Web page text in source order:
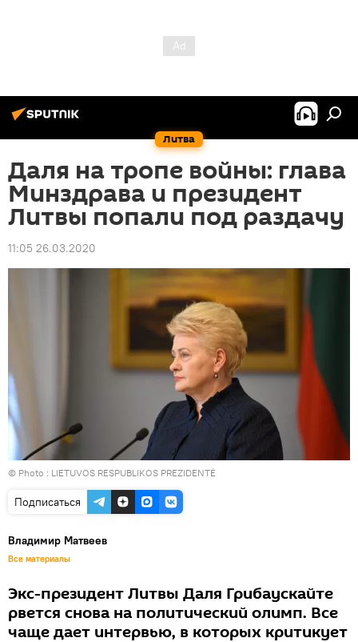
Литва
Даля на тропе войны: глава
Минздрава и президент
Литвы попали под раздачу
11:05 26.03.2020
© Photo : LIETUVOS RESPUBLIKOS PREZIDENTĖ
Подписаться
Владимир Матвеев
Все материалы
Экс-президент Литвы Даля Грибаускайте
рвется снова на политический олимп. Все
чаще дает интервью, в которых критикует